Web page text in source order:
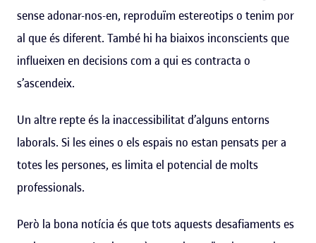
sense adonar-nos-en, reproduïm estereotips o tenim por
al que és diferent. També hi ha biaixos inconscients que
influeixen en decisions com a qui es contracta o
s’ascendeix.
Un altre repte és la inaccessibilitat d’alguns entorns
laborals. Si les eines o els espais no estan pensats per a
totes les persones, es limita el potencial de molts
professionals.
Però la bona notícia és que tots aquests desafiaments es